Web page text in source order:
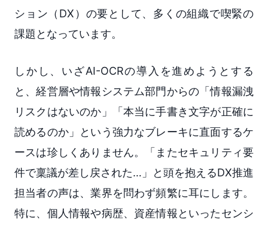
ション（DX）の要として、多くの組織で喫緊の
課題となっています。
しかし、いざAI-OCRの導入を進めようとする
と、経営層や情報システム部門からの「情報漏洩
リスクはないのか」「本当に手書き文字が正確に
読めるのか」という強力なブレーキに直面するケ
ースは珍しくありません。「またセキュリティ要
件で稟議が差し戻された…」と頭を抱えるDX推進
担当者の声は、業界を問わず頻繁に耳にします。
特に、個人情報や病歴、資産情報といったセンシ